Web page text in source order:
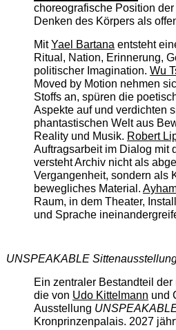
choreografische Position
Denken des Körpers als
MitYael Bartanaentsteht
Ritual, Nation, Erinnerung,
politischer Imagination. Wu
Moved by Motion nehmen
Stoffs an, spüren die
Aspekte auf und verdichten
phantastischen Welt aus
Reality und Musik. Robert
Auftragsarbeit im Dialog mit
versteht Archiv nicht als
Vergangenheit, sondern als
bewegliches Material.
Raum, in dem Theater,
und Sprache
UNSPEAKABLE
Ein zentraler Bestandteil
die von Udo Kittelmann und
Ausstellung
Kronprinzenpalais. 2027